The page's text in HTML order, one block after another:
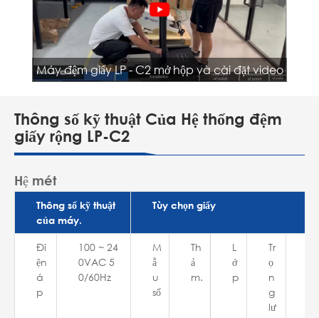
Máy đệm giấy LP - C2 mở hộp và cài đặt video
Thông số kỹ thuật Của Hệ thống đệm
giấy rộng LP-C2
Hệ mét
Thông số kỹ thuật
của máy.
Tùy chọn giấy
Đi
ện
á
p
100 ~ 24
0VAC 5
0/60Hz
M
ẫ
u
số
Th
ả
m.
L
ớ
p
Tr
ọ
n
g
lư